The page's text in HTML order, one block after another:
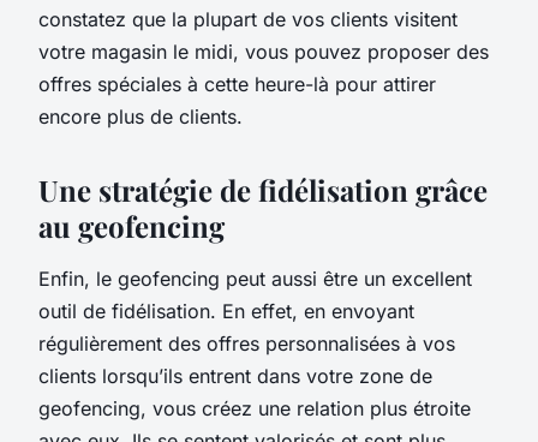
constatez que la plupart de vos clients visitent
votre magasin le midi, vous pouvez proposer des
offres spéciales à cette heure-là pour attirer
encore plus de clients.
Une stratégie de fidélisation grâce
au geofencing
Enfin, le geofencing peut aussi être un excellent
outil de fidélisation. En effet, en envoyant
régulièrement des offres personnalisées à vos
clients lorsqu’ils entrent dans votre zone de
geofencing, vous créez une relation plus étroite